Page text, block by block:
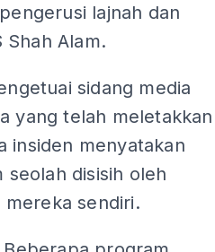
lajnah dan
Shah Alam.
sidang media
yang telah meletakkan
insiden menyatakan
seolah disisih oleh
mereka sendiri.